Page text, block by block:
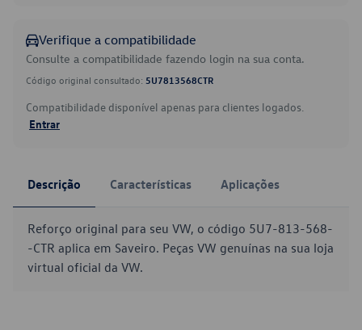
Verifique a compatibilidade
Consulte a compatibilidade fazendo login na sua conta.
Código original consultado: 5U7813568CTR
Compatibilidade disponível apenas para clientes logados.
Entrar
Descrição Características Aplicações
Reforço original para seu VW, o código 5U7-813-568-
-CTR aplica em Saveiro. Peças VW genuínas na sua loja
virtual oficial da VW.